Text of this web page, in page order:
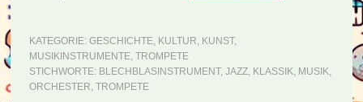
KATEGORIE: GESCHICHTE, KULTUR, KUNST,
MUSIKINSTRUMENTE, TROMPETE
STICHWORTE: BLECHBLASINSTRUMENT, JAZZ, KLASSIK, MUSIK,
ORCHESTER, TROMPETE